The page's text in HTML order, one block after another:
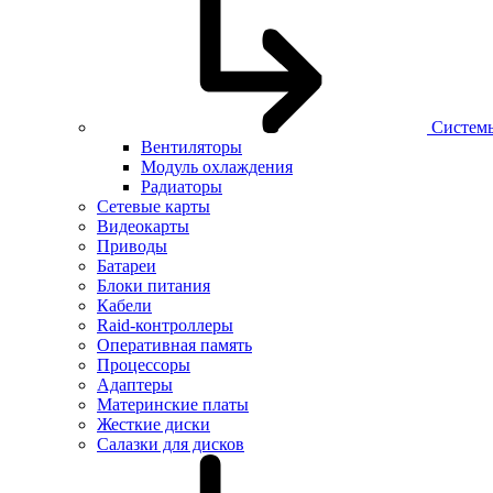
Вентиляторы
Модуль охлаждения
Радиаторы
Сетевые карты
Видеокарты
Приводы
Батареи
Блоки питания
Кабели
Raid-контроллеры
Оперативная память
Процессоры
Адаптеры
Материнские платы
Жесткие диски
Салазки для дисков